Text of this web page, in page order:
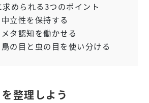
められる3つのポイント
中立性を保持する
メタ認知を働かせる
鳥の目と虫の目を使い分ける
を整理しよう